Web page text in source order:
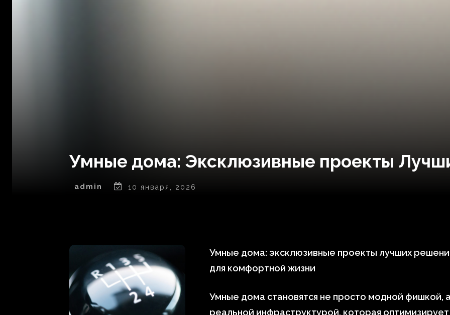
Умные дома: Эксклюзивные проекты
admin 10 января, 2026
Умные дома: эксклюзивные проекты лучших
для комфортной жизни
Умные дома становятся не просто модной фишкой, а
реальной инфраструктурой, которая оптимизирует